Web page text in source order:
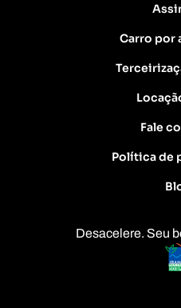
Carro por
Fale
Política de
Desacelere. Seu